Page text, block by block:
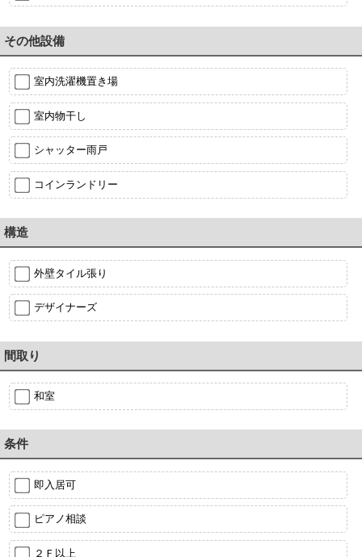
その他設備
室内洗濯機置き場
室内物干し
シャッター雨戸
コインランドリー
構造
外壁タイル張り
デザイナーズ
間取り
和室
条件
即入居可
ピアノ相談
２Ｆ以上